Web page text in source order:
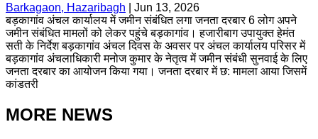
Barkagaon, Hazaribagh
Jun 13, 2026
बड़कागांव अंचल कार्यालय में जमीन संबंधित लगा जनता दरबार 6 लोग अपने
जमीन संबंधित मामलों को लेकर पहुंचे बड़कागांव। हजारीबाग उपायुक्त हेमंत
सती के निर्देश बड़कागांव अंचल दिवस के अवसर पर अंचल कार्यालय परिसर में
बड़कागांव अंचलाधिकारी मनोज कुमार के नेतृत्व में जमीन संबंधी सुनवाई के लिए
जनता दरबार का आयोजन किया गया। जनता दरबार में छ: मामला आया जिसमें
कांडतरी
MORE NEWS